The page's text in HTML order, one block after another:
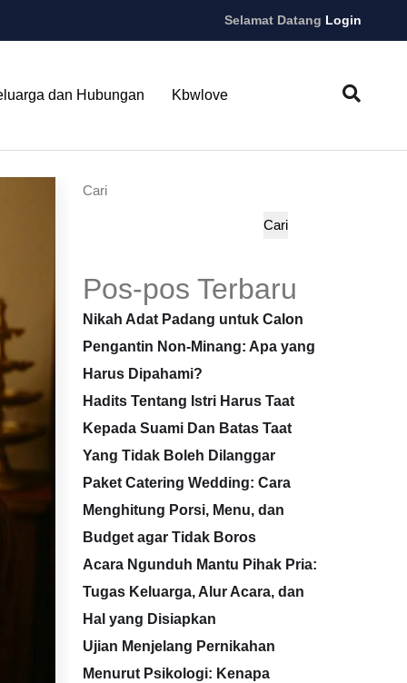
Selamat Datang Login
dan Hubungan Kbwlove
Cari
Cari
Pos-pos Terbaru
Nikah Adat Padang untuk Calon
Pengantin Non-Minang: Apa yang
Harus Dipahami?
Hadits Tentang Istri Harus Taat
Kepada Suami Dan Batas Taat
Yang Tidak Boleh Dilanggar
Paket Catering Wedding: Cara
Menghitung Porsi, Menu, dan
Budget agar Tidak Boros
Acara Ngunduh Mantu Pihak Pria:
Tugas Keluarga, Alur Acara, dan
Hal yang Disiapkan
Ujian Menjelang Pernikahan
Menurut Psikologi: Kenapa